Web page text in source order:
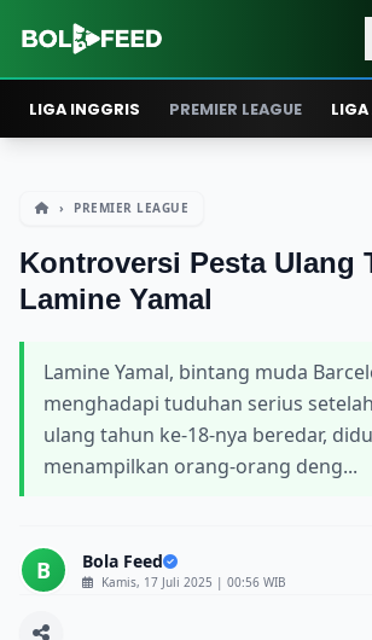
LIGA INGGRIS PREMIER LEAGUE LIGA
› PREMIER LEAGUE
Kontroversi Pesta Ulang
Lamine Yamal
Lamine Yamal, bintang muda
menghadapi tuduhan serius
ulang tahun ke-18-nya beredar,
menampilkan orang-orang deng...
B Bola Feed
Kamis, 17 Juli 2025 | 00:56 WIB